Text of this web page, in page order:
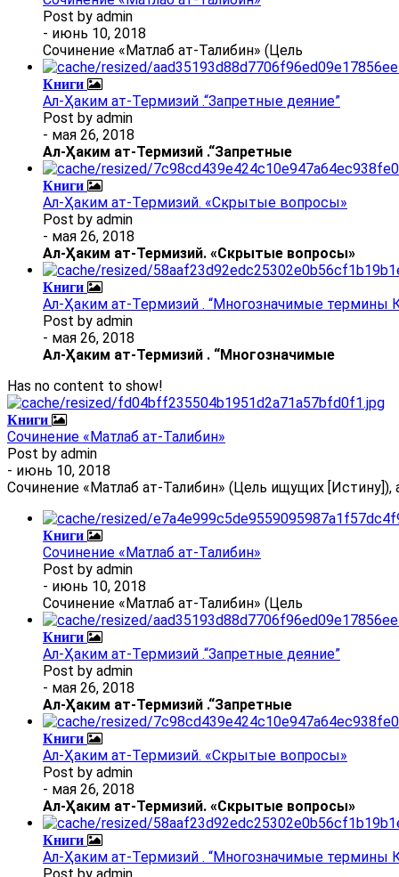
Post by admin
- июнь 10, 2018
Сочинение «Матлаб ат-Талибин» (Цель
Книги
Ал-Ҳаким ат-Термизий .“Запретные деяние”
Post by admin
- мая 26, 2018
Ал-Ҳаким ат-Термизий .“Запретные
Книги
Ал-Ҳаким ат-Термизий. «Скрытые вопросы»
Post by admin
- мая 26, 2018
Ал-Ҳаким ат-Термизий. «Скрытые вопросы»
Книги
Ал-Ҳаким ат-Термизий . “Многозначимые термины
Post by admin
- мая 26, 2018
Ал-Ҳаким ат-Термизий . “Многозначимые
Has no content to show!
Книги
Сочинение «Матлаб ат-Талибин»
Post by admin
- июнь 10, 2018
Сочинение «Матлаб ат-Талибин» (Цель ищущих
Книги
Сочинение «Матлаб ат-Талибин»
Post by admin
- июнь 10, 2018
Сочинение «Матлаб ат-Талибин» (Цель
Книги
Ал-Ҳаким ат-Термизий .“Запретные деяние”
Post by admin
- мая 26, 2018
Ал-Ҳаким ат-Термизий .“Запретные
Книги
Ал-Ҳаким ат-Термизий. «Скрытые вопросы»
Post by admin
- мая 26, 2018
Ал-Ҳаким ат-Термизий. «Скрытые вопросы»
Книги
Ал-Ҳаким ат-Термизий . “Многозначимые термины